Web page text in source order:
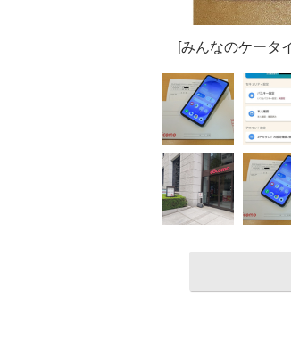
[みんなのケータ